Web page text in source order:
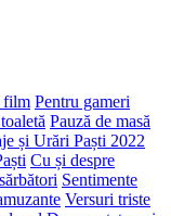
film Pentru gameri
Pauză de masă
și Urări Paști 2022
Cu și despre
Sentimente
Versuri triste